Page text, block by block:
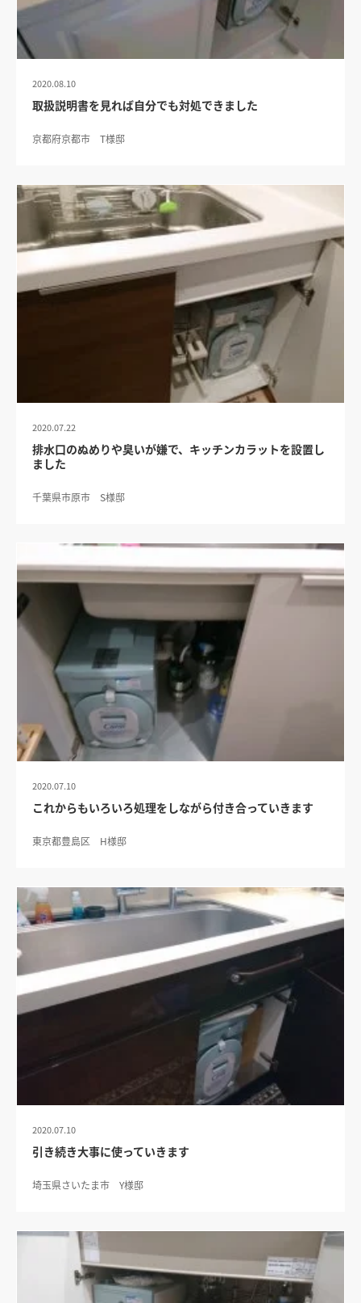
2020.08.10
取扱説明書を見れば自分でも対処できました
京都府京都市 T様邸
2020.07.22
排水口のぬめりや臭いが嫌で、キッチンカラットを設置し
ました
千葉県市原市 S様邸
2020.07.10
これからもいろいろ処理をしながら付き合っていきます
東京都豊島区 H様邸
2020.07.10
引き続き大事に使っていきます
埼玉県さいたま市 Y様邸